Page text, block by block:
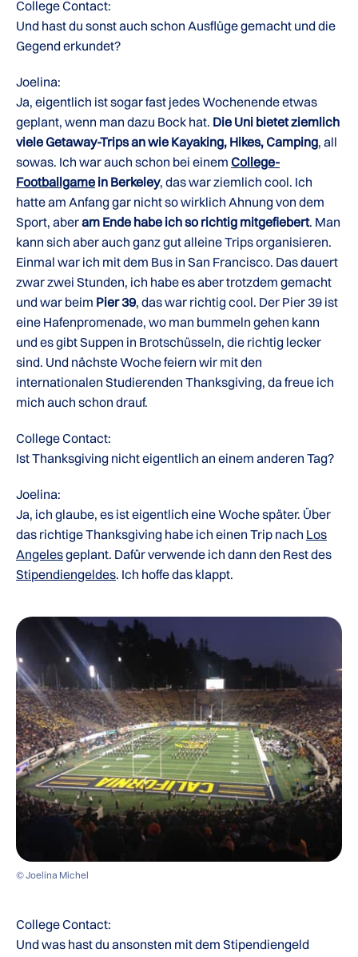
College Contact:
Und hast du sonst auch schon Ausflüge gemacht und die
Gegend erkundet?
Joelina:
Ja, eigentlich ist sogar fast jedes Wochenende etwas
geplant, wenn man dazu Bock hat. Die Uni bietet ziemlich
viele Getaway-Trips an wie Kayaking, Hikes, Camping, all
sowas. Ich war auch schon bei einem College-
Footballgame in Berkeley, das war ziemlich cool. Ich
hatte am Anfang gar nicht so wirklich Ahnung von dem
Sport, aberam Ende habe ich so richtig mitgefiebert. Man
kann sich aber auch ganz gut alleine Trips organisieren.
Einmal war ich mit dem Bus in San Francisco. Das dauert
zwar zwei Stunden, ich habe es aber trotzdem gemacht
und war beim Pier 39, das war richtig cool. Der Pier 39 ist
eine Hafenpromenade, wo man bummeln gehen kann
und es gibt Suppen in Brotschüsseln, die richtig lecker
sind. Und nächste Woche feiern wir mit den
internationalen Studierenden Thanksgiving, da freue ich
mich auch schon drauf.
College Contact:
Ist Thanksgiving nicht eigentlich an einem anderen Tag?
Joelina:
Ja, ich glaube, es ist eigentlich eine Woche später. Über
das richtige Thanksgiving habe ich einen Trip nach Los
Angelesgeplant. Dafür verwende ich dann den Rest des
Stipendiengeldes. Ich hoffe das klappt.
© Joelina Michel
College Contact:
Und was hast du ansonsten mit dem Stipendiengeld